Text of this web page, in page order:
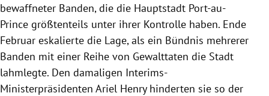
bewaffneter Banden, die die Hauptstadt Port-au-
Prince größtenteils unter ihrer Kontrolle haben. Ende
Februar eskalierte die Lage, als ein Bündnis mehrerer
Banden mit einer Reihe von Gewalttaten die Stadt
lahmlegte. Den damaligen Interims-
Ministerpräsidenten Ariel Henry hinderten sie so der